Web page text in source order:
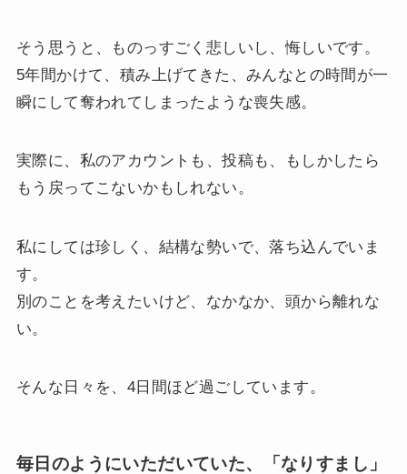
そう思うと、ものっすごく悲しいし、悔しいです。
5年間かけて、積み上げてきた、みんなとの時間が一
瞬にして奪われてしまったような喪失感。
実際に、私のアカウントも、投稿も、もしかしたら
もう戻ってこないかもしれない。
私にしては珍しく、結構な勢いで、落ち込んでいま
す。
別のことを考えたいけど、なかなか、頭から離れな
い。
そんな日々を、4日間ほど過ごしています。
毎日のようにいただいていた、「なりすまし」